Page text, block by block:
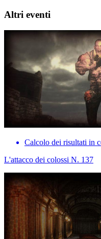
Altri eventi
Calcolo dei risultati in
L'attacco dei colossi N. 137